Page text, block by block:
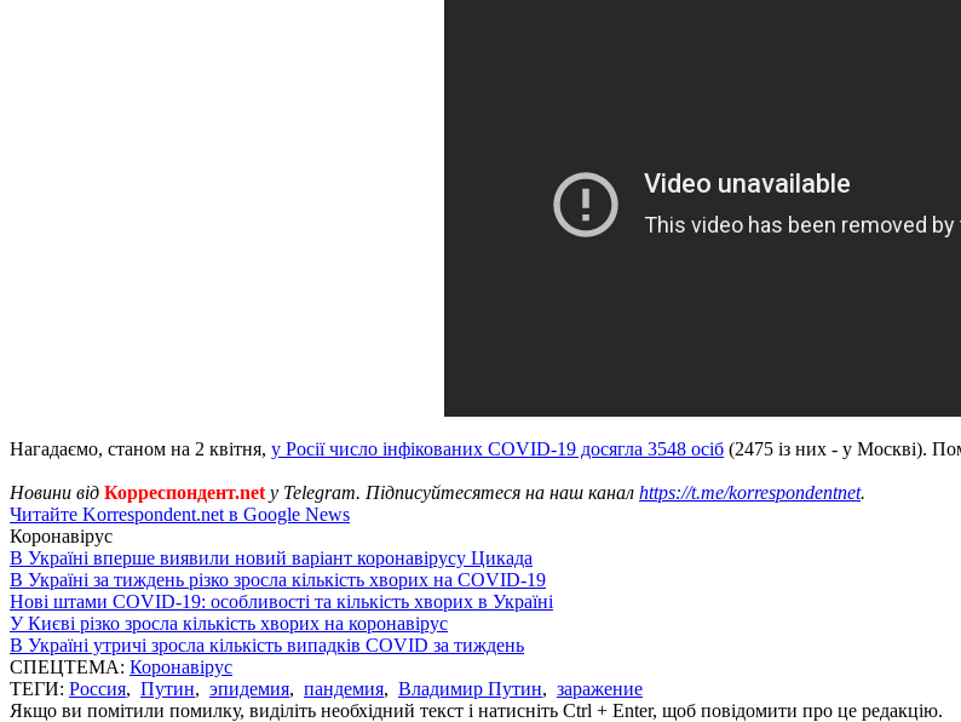
Нагадаємо, станом на 2 квітня, у Росії число інфікованих COVID-19 досягла 3548 осіб (2475 із них - у Москві).
Новини від Корреспондент.net у Telegram. Підписуйтесятеся на наш канал https://t.me/korrespondentnet.
Читайте Korrespondent.net в Google News
Коронавірус
В Україні вперше виявили новий варіант коронавірусу Цикада
В Україні за тиждень різко зросла кількість хворих на COVID-19
Нові штами COVID-19: особливості та кількість хворих в Україні
У Києві різко зросла кількість хворих на коронавірус
В Україні утричі зросла кількість випадків COVID за тиждень
СПЕЦТЕМА: Коронавірус
ТЕГИ: Россия, Путин, эпидемия, пандемия, Владимир Путин, заражение
Якщо ви помітили помилку, виділіть необхідний текст і натисніть Ctrl + Enter, щоб повідомити про це редакцію.